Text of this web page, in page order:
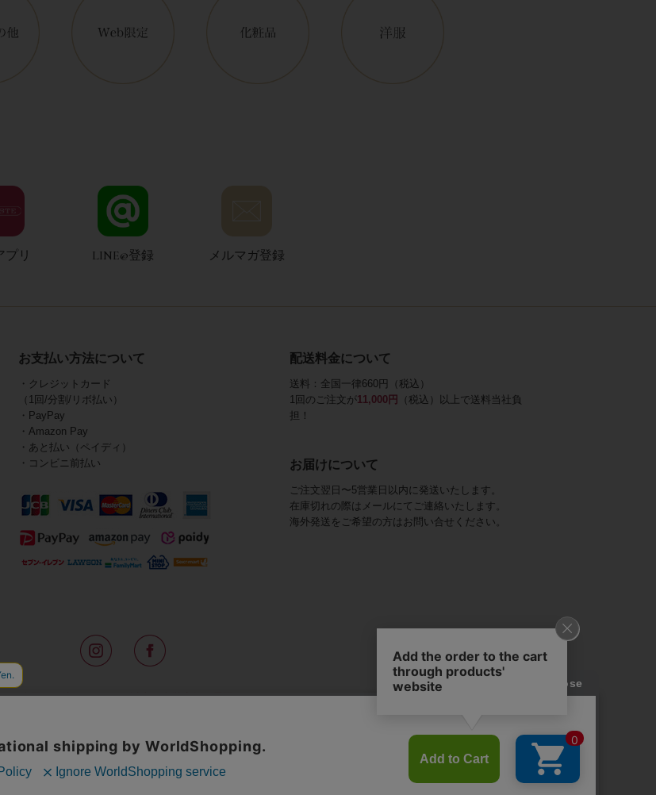
プリ LINE@登録 メルマガ登録
お支払い方法について
・クレジットカード
（1回/分割/リボ払い）
・PayPay
・Amazon Pay
・あと払い（ペイディ）
・コンビニ前払い
配送料金について
送料：全国一律660円（税込）
1回のご注文が11,000円
（税込）以上で送料当社負
担！
お届けについて
ご注文翌日〜5営業日以内に発送いたします。
在庫切れの際はメールにてご連絡いたします。
海外発送をご希望の方はお問い合せください。
め全国の一流ホテルに100以上の直営店舗を展開するABISTE(アビステ)は、
レビなどのメディア着用商品、雑誌掲載商品を紹介するコンテンツ、
フトラッピングや独自のポイントなどのサービスをご提供。
夢やときめきを与えられるよう願っています。